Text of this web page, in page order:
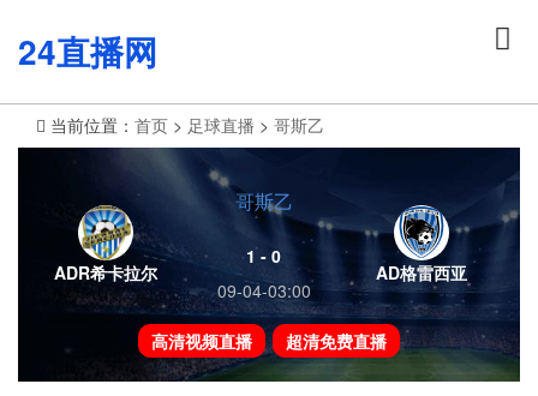
24直播网
当前位置： 首页 > 足球直播 > 哥斯乙
ADR希卡拉尔
哥斯乙
1 - 0
09-04-03:00
AD格雷西亚
高清视频直播 超清免费直播